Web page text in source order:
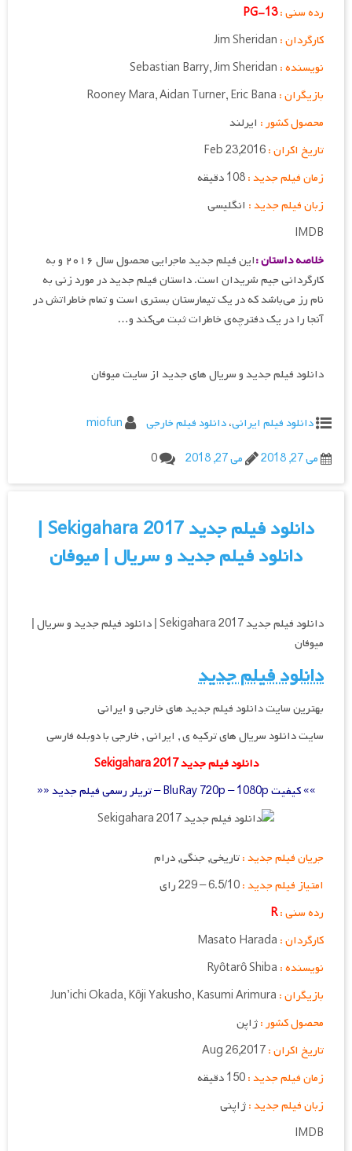
رده سنی :PG-13
کارگردان :
نویسنده : Sebastian Barry, Jim Sheridan
بازیگران :
محصول کشور : ایرلند
تاریخ اکران :
زمان فیلم جدید :
زبان فیلم جدید : انگلیسی
IMDB
خلاصه داستان :
این فیلم جدید ماجرایی محصول سال ۲۰۱۶ و به
کارگردانی جیم شریدان است. داستان فیلم جدید در مورد زنی به
نام رز می‌باشد که در یک تیمارستان بستری است و تمام خاطراتش در
آنجا را در یک دفترچه‌ی خاطرات ثبت می‌کند و…
دانلود فیلم جدید و سریال های جدید از سایت میوفان
دانلود فیلم ایرانی،دانلود فیلم خارجی
miofun
می 27, 2018
می 27, 2018 0
دانلود فیلم جدید Sekigahara 2017 |
دانلود فیلم جدید و سریال | میوفان
دانلود فیلم جدید Sekigahara 2017 | دانلود فیلم جدید و سریال |
میوفان
دانلود فیلم جدید
بهترین سایت دانلود فیلم جدید های خارجی و ایرانی
سایت دانلود سریال های ترکیه ی , ایرانی , خارجی با دوبله فارسی
دانلود فیلم جدید Sekigahara 2017
»» کیفیت BluRay 720p – 1080p – تریلر رسمی فیلم جدید ««
جریان فیلم جدید :تاریخی, جنگی, درام
امتیاز فیلم جدید :
رده سنی :R
کارگردان :
نویسنده : Ryôtarô Shiba
بازیگران :
محصول کشور :ژاپن
تاریخ اکران :
زمان فیلم جدید :
زبان فیلم جدید :ژاپنی
IMDB